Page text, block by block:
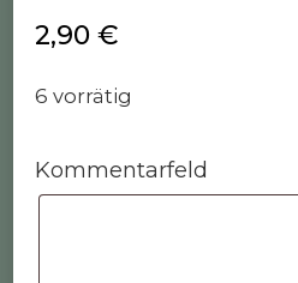
2,90 €
6 vorrätig
Kommentarfeld